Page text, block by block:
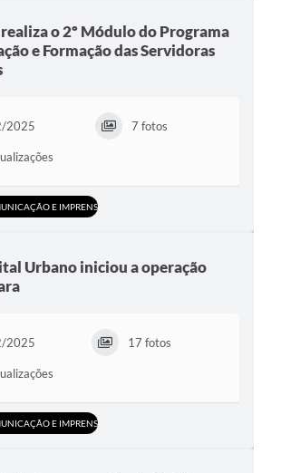
o 2º Módulo do Programa
e Formação das Servidoras
2025 7 fotos
E IMPRENSA
Urbano iniciou a operação
2025 17 fotos
E IMPRENSA